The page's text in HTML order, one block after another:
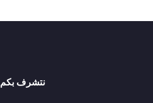
نتشرف بكم